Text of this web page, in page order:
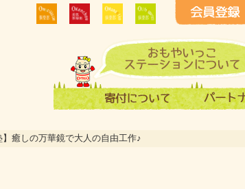
】癒しの万華鏡で大人の自由工作♪